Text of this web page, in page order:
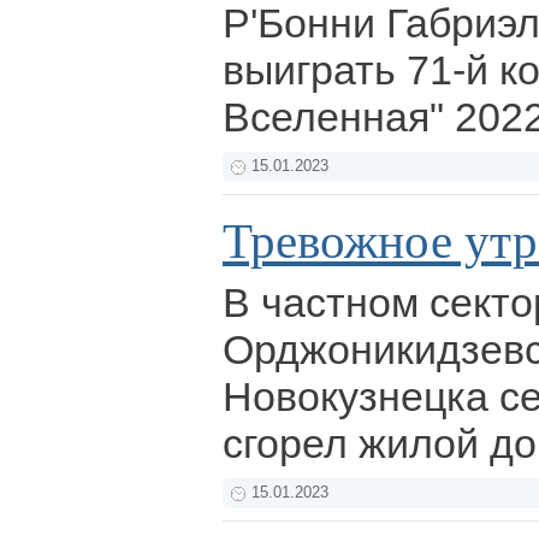
Р'Бонни
выиграть 71-й
Вселенная"
15.01.2023
Тревожное
В частном
Новокузнецка
сгорел жилой
15.01.2023